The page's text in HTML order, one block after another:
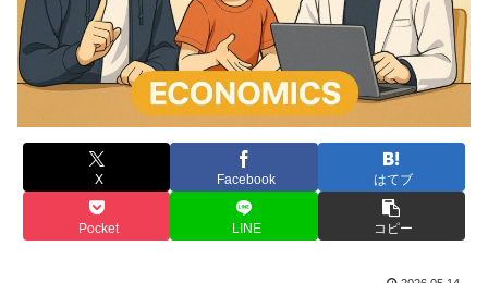
X Facebook はてブ
Pocket LINE コピー